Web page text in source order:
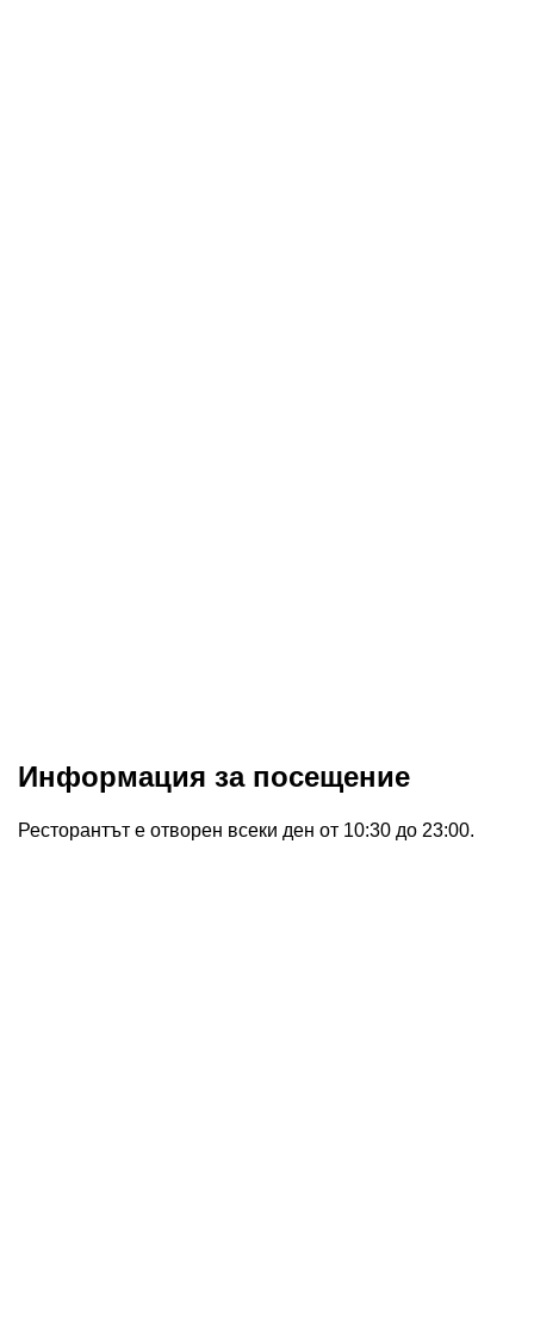
Информация за посещение
Ресторантът е отворен всеки ден от 10:30 до 23:00.